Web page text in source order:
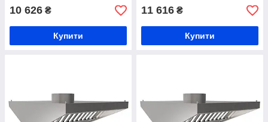
10 626 ₴
Купити
11 616 ₴
Купити